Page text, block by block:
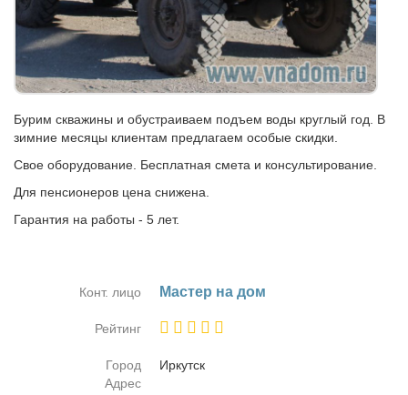
Бурим скважины и обустраиваем подъем воды круглый год. В
зимние месяцы клиентам предлагаем особые скидки.
Свое оборудование. Бесплатная смета и консультирование.
Для пенсионеров цена снижена.
Гарантия на работы - 5 лет.
Конт. лицо Ма­стер на дом
Рейтинг
Город
Ир­кутск
Адрес